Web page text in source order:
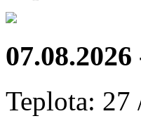
Teplota: 27